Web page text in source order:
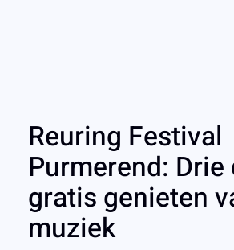
Reuring Festival
Purmerend: Drie
gratis genieten
muziek